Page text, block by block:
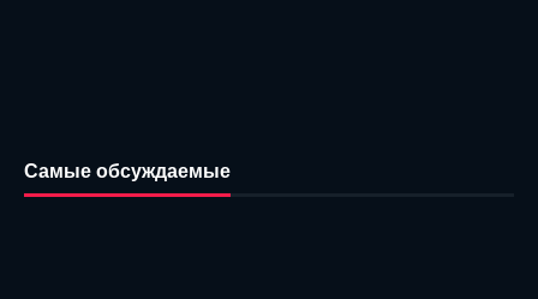
Самые обсуждаемые